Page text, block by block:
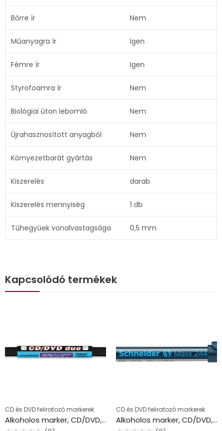
Bőrre ír Nem
Műanyagra ír Igen
Fémre ír Igen
Styrofoamra ír Nem
Biológiai úton lebomló Nem
Újrahasznosított anyagból Nem
Környezetbarát gyártás Nem
Kiszerelés darab
Kiszerelés mennyiség 1 db
Tűhegyűek vonalvastagsága 0,5 mm
Kapcsolódó termékek
CD és DVD feliratozó markerek
Alkoholos marker, CD/DVD, 0,4/1,5-2,5 mm, kúpos, kétvégű, GRANIT “Piccolo M830”, fekete
CD és DVD feliratozó markerek
Alkoholos marker, CD/DVD, 0,7 mm, SCHNEIDER “Maxx 244”, fekete